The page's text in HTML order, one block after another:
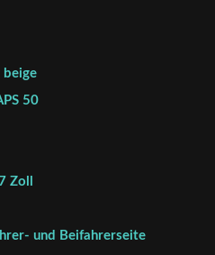
beige
50
Zoll
und Beifahrerseite